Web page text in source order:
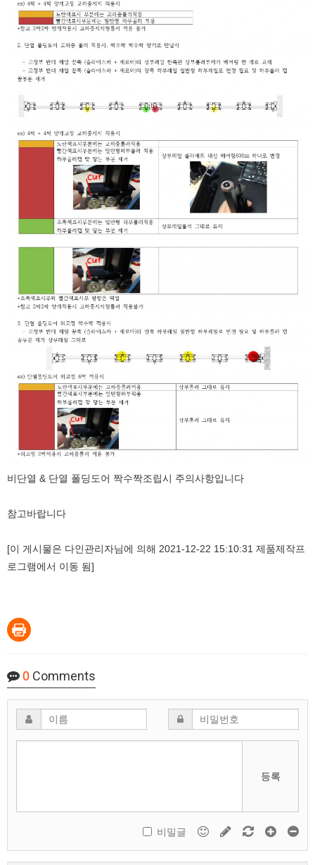
비단열 & 단열 폴딩도어 짝수짝조립시 주의사항입니다
참고바랍니다
[이 게시물은 다인관리자님에 의해 2021-12-22 15:10:31 제품제작프
로그램에서 이동 됨]
0 Comments
등록
비밀글